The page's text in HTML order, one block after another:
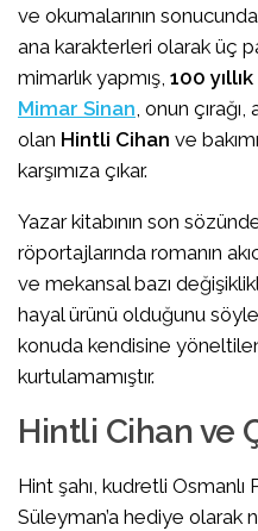
ve okumalarının
ana karakterleri olarak üç
mimarlık yapmış, 100
Mimar Sinan, onun çırağı,
olan Hintli Cihan ve
karşımıza çıkar.
Yazar kitabının son
röportajlarında romanın
ve mekansal bazı
hayal ürünü olduğunu
konuda kendisine
kurtulamamıştır.
Hintli Cihan ve
Hint şahı, kudretli Osmanlı
Süleyman’a hediye olarak